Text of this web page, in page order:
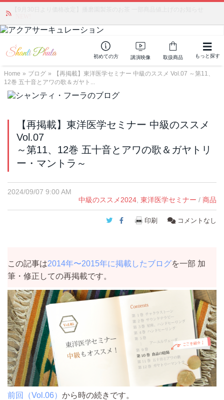
初めての方 講演映像 取扱商品 もっと探す
Home » ブログ »
【再掲載】東洋医学セミナー 中級のススメ Vol.07 ～第11、
12巻 五十音とアワの歌＆ガヤト...
【再掲載】東洋医学セミナー 中級のススメ
Vol.07
～第11、12巻 五十音とアワの歌＆ガヤトリ
ー・マントラ～
2024/09/07 9:00 AM
中級のススメ2024 東洋医学セミナー / 商品
Twitter
Facebook
印刷 コメントなし
この記事は2014年〜2015年に掲載したブログを一部 加
筆・修正しての再掲載です。
前回（Vol.06） から時の続きです。